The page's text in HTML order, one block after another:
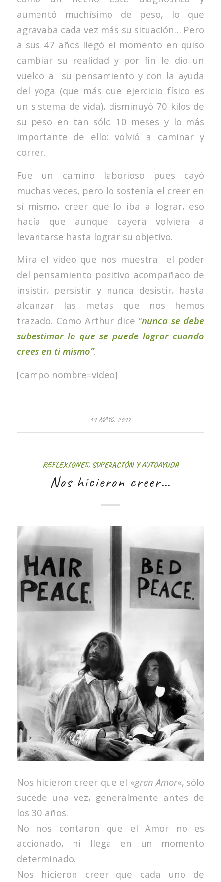
aumentó muchísimo de peso, lo que
agravaba cada vez más su situación… Pero
a sus 47 años llegó el momento en quiso
cambiar su realidad y por fin le dio un
vuelco a su pensamiento y con la ayuda
del yoga (que más que ejercicio físico es
un sistema de vida), disminuyó 70 kilos de
su peso en tan sólo 10 meses y lo más
importante de ello: volvió a caminar y
correr.
Fue un camino laborioso pues cayó
muchas veces, pero lo sostenía el creer en
sí mismo, creer que lo iba a lograr, eso
hacía que aunque cayera volviera a
levantarse hasta lograr su objetivo.
Mira el video que nos muestra el poder
del pensamiento positivo acompañado de
insistir, persistir y nunca desistir, hasta
alcanzar las metas que nos hemos
trazado. Como Arthur dice “nunca se debe
subestimar lo que se puede lograr cuando
crees en ti mismo”.
[campo nombre=video]
11 MAYO, 2012
REFLEXIONES, SUPERACIÓN Y AUTOAYUDA
Nos hicieron creer…
Nos hicieron creer que el «gran Amor«, sólo
sucede una vez, generalmente antes de
los 30 años.
No nos contaron que el Amor no es
accionado, ni llega en un momento
determinado.
Nos hicieron creer que cada uno de